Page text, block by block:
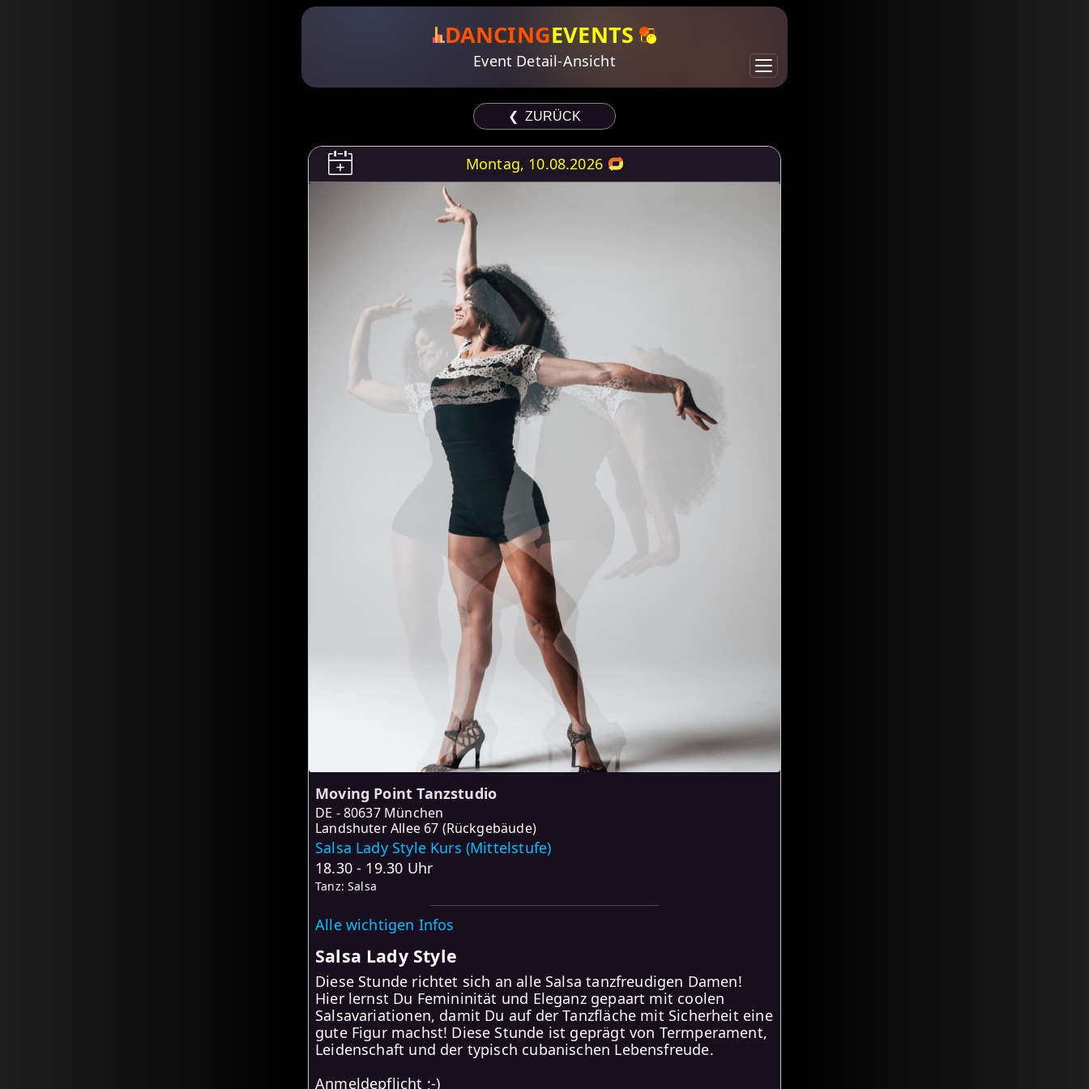
DANCINGEVENTS
Event Detail-Ansicht
❮ ZURÜCK
Montag, 10.08.2026
Moving Point Tanzstudio
DE
80637 München
Landshuter Allee 67 (Rückgebäude)
Salsa Lady Style Kurs (Mittelstufe)
18.30 - 19.30 Uhr
Tanz: Salsa
Alle wichtigen Infos
Salsa Lady Style
Diese Stunde richtet sich an alle Salsa tanzfreudigen Damen!
Hier lernst Du Femininität und Eleganz gepaart mit coolen
Salsavariationen, damit Du auf der Tanzfläche mit Sicherheit eine
gute Figur machst! Diese Stunde ist geprägt von Termperament,
Leidenschaft und der typisch cubanischen Lebensfreude.
Anmeldepflicht ;-)